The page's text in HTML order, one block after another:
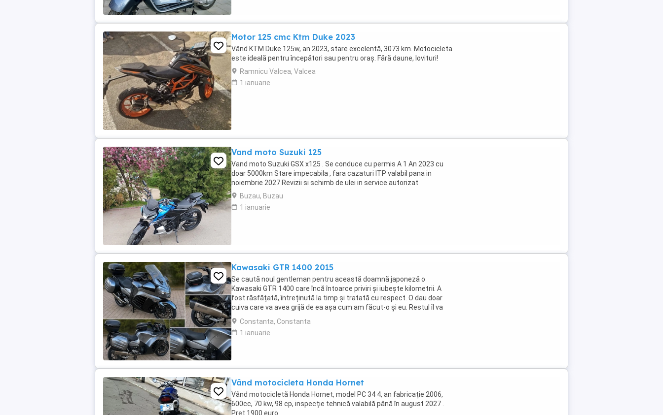
Motor 125 cmc Ktm Duke 2023
Vând KTM Duke 125w, an 2023, stare excelentă, 3073 km. Motocicleta
este ideală pentru începători sau pentru oraș. Fără daune, lovituri!
Ramnicu Valcea, Valcea
1 ianuarie
Vand moto Suzuki 125
Vand moto Suzuki GSX x125 . Se conduce cu permis A 1 An 2023 cu
doar 5000km Stare impecabila , fara cazaturi ITP valabil pana in
noiembrie 2027 Revizii si schimb de ulei in service autorizat
Buzau, Buzau
1 ianuarie
Kawasaki GTR 1400 2015
Se caută noul gentleman pentru această doamnă japoneză o
Kawasaki GTR 1400 care încă întoarce priviri și iubește kilometrii. A
fost răsfățată, întreținută la timp și tratată cu respect. O dau doar
cuiva care va avea grijă de ea așa cum am făcut-o și eu. Restul îl va
convinge ea la prima cheie. Vă ...
Constanta, Constanta
1 ianuarie
Vând motocicleta Honda Hornet
Vând motocicletă Honda Hornet, model PC 34 4, an fabricație 2006,
600cc, 70 kw, 98 cp, inspecție tehnică valabilă până în august 2027 .
Preț 1900 euro